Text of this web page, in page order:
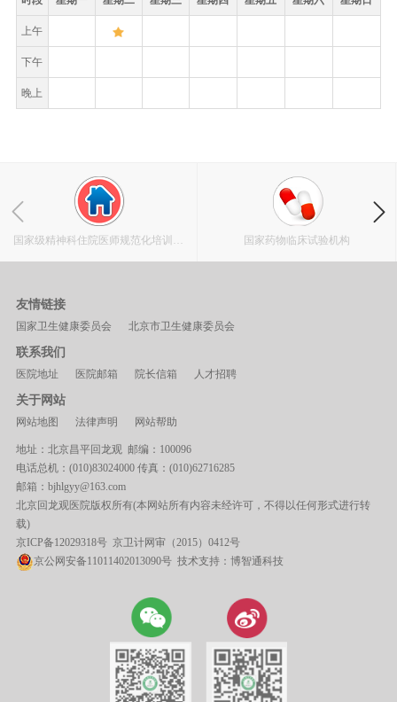
上午
下午
晚上
国家级精神科住院医师规范化培训基
国家药物临床试验机构
友情链接
国家卫生健康委员会 北京市卫生健康委员会
联系我们
医院地址 医院邮箱 院长信箱 人才招聘
关于网站
网站地图 法律声明 网站帮助
地址：北京昌平回龙观 邮编：100096
电话总机：(010)83024000 传真：(010)62716285
邮箱：bjhlgyy@163.com
北京回龙观医院版权所有(本网站所有内容未经许可，不得以任何形式进行转
载)
京ICP备12029318号京卫计网审（2015）0412号
京公网安备11011402013090号 技术支持： 博智通科技